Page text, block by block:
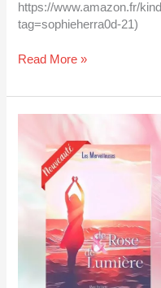
https://www.amazon.fr/
tag=sophieherra0d-21)
Read More »
rose
lumière